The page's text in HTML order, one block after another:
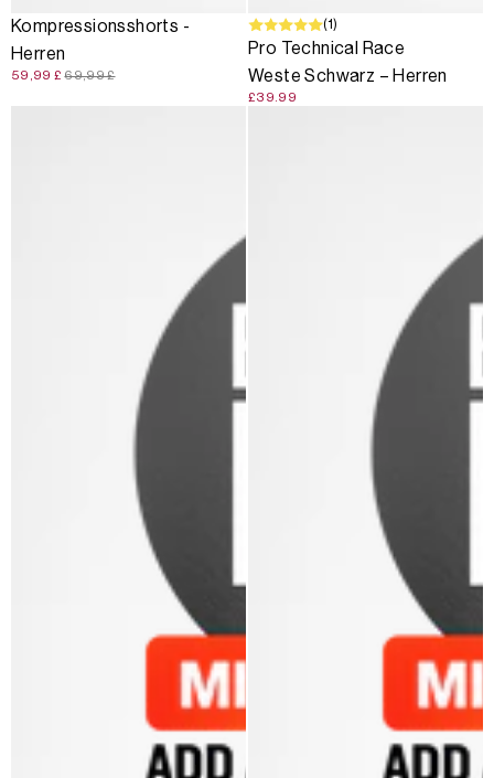
SALE
Kompressionsshorts -
Herren
59,99 £ 69,99 £
(1)
Pro Technical Race
Weste Schwarz – Herren
£39.99